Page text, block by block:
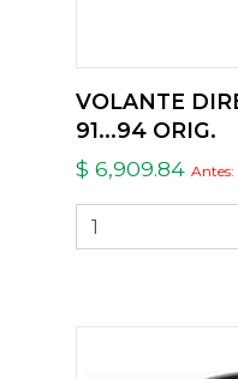
VOLANTE
91...94 ORIG.
$ 6,909.84 Antes: